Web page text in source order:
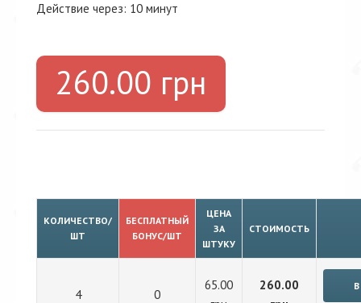
Действие через: 10 минут
260.00 грн
КОЛИЧЕСТВО/
ШТ
БЕСПЛАТНЫЙ
БОНУС/ШТ
ЦЕНА
ЗА
ШТУКУ
СТОИМОСТЬ
4 0
65.00
260.00